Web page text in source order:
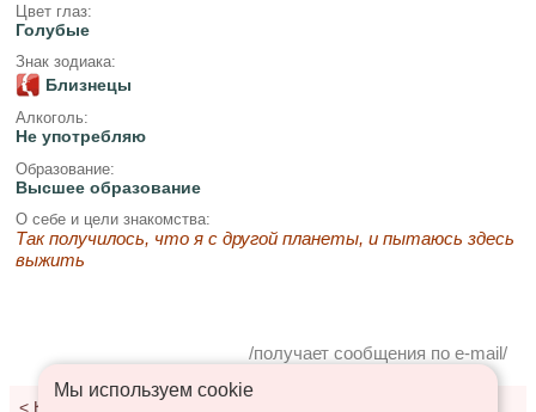
Цвет глаз:
Голубые
Знак зодиака:
Близнецы
Алкоголь:
Не употребляю
Образование:
Высшее образование
О себе и цели знакомства:
Так получилось, что я с другой планеты, и пытаюсь здесь
выжить
/получает сообщения по e-mail/
< К результатам поиска
Мы используем сookie